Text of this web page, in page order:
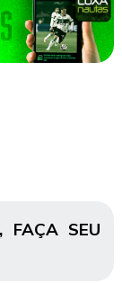
FAÇA SEU